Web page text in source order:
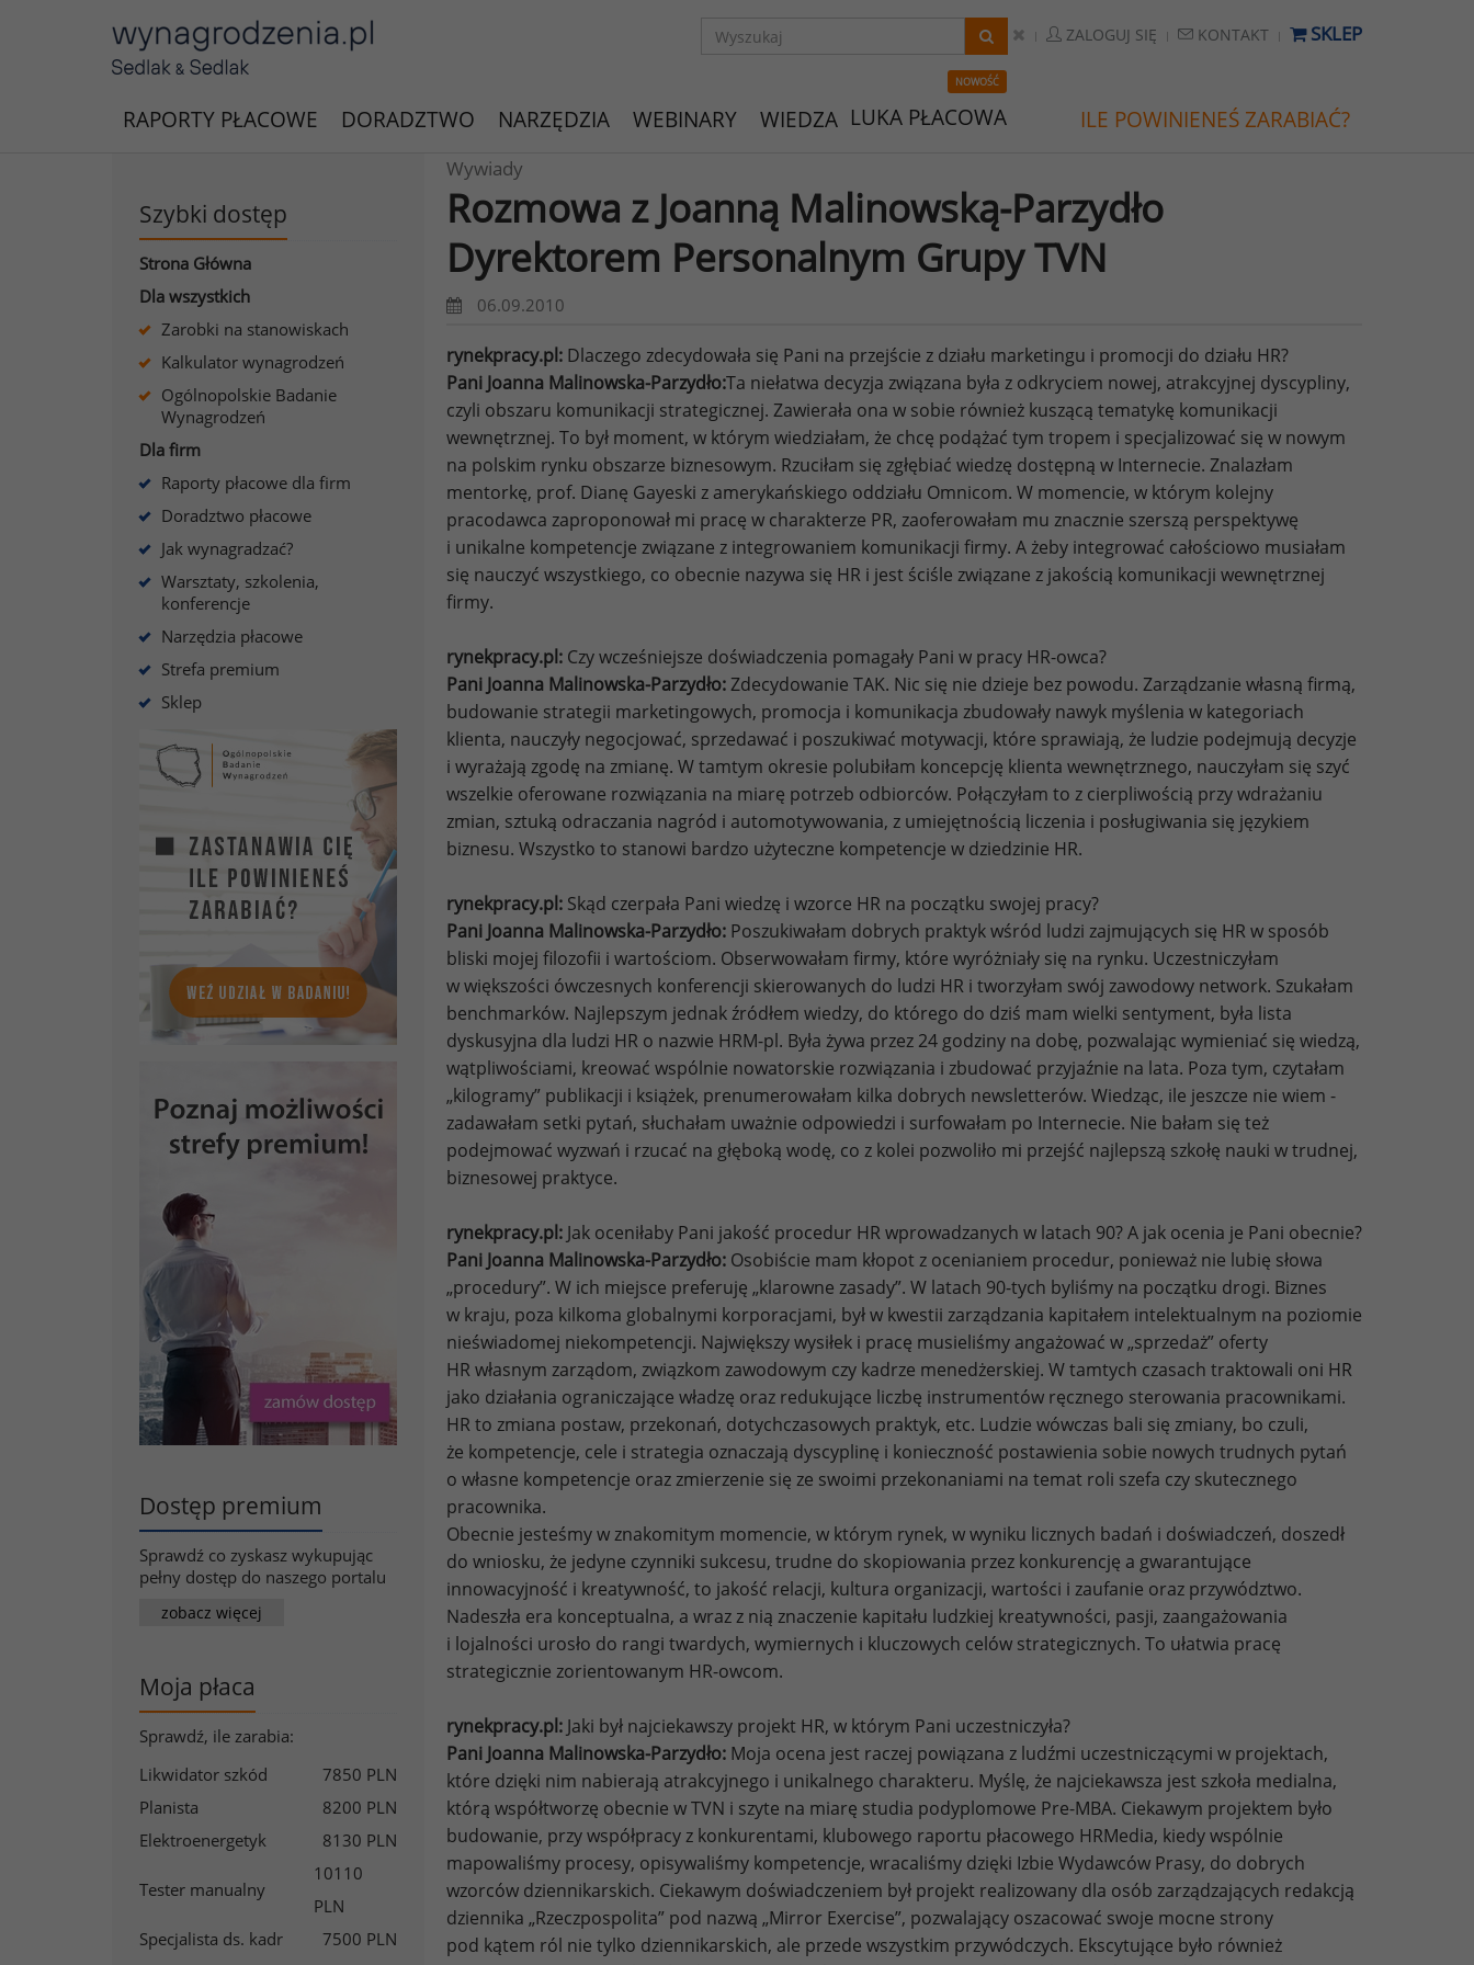
ZALOGUJ SIĘ KONTAKT SKLEP
RAPORTY PŁACOWE DORADZTWO NARZĘDZIA WEBINARY WIEDZA
NOWOŚĆ
LUKA PŁACOWA ILE POWINIENEŚ ZARABIAĆ?
Szybki dostęp
Strona Główna
Dla wszystkich
Zarobki na stanowiskach
Kalkulator wynagrodzeń
Ogólnopolskie Badanie
Wynagrodzeń
Dla firm
Raporty płacowe dla firm
Doradztwo płacowe
Jak wynagradzać?
Warsztaty, szkolenia,
konferencje
Narzędzia płacowe
Strefa premium
Sklep
Dostęp premium
Sprawdź co zyskasz wykupując
pełny dostęp do naszego portalu
zobacz więcej
Moja płaca
Sprawdź, ile zarabia:
Likwidator szkód
7850 PLN
Planista
8200 PLN
Elektroenergetyk
8130 PLN
Tester manualny
10110
PLN
Specjalista ds. kadr
7500 PLN
Wywiady
Rozmowa z Joanną Malinowską-Parzydło
Dyrektorem Personalnym Grupy TVN
06.09.2010
rynekpracy.pl: Dlaczego zdecydowała się Pani na przejście z działu marketingu i promocji do działu HR?
Pani Joanna Malinowska-Parzydło:Ta niełatwa decyzja związana była z odkryciem nowej, atrakcyjnej dyscypliny,
czyli obszaru komunikacji strategicznej. Zawierała ona w sobie również kuszącą tematykę komunikacji
wewnętrznej. To był moment, w którym wiedziałam, że chcę podążać tym tropem i specjalizować się w nowym
na polskim rynku obszarze biznesowym. Rzuciłam się zgłębiać wiedzę dostępną w Internecie. Znalazłam
mentorkę, prof. Dianę Gayeski z amerykańskiego oddziału Omnicom. W momencie, w którym kolejny
pracodawca zaproponował mi pracę w charakterze PR, zaoferowałam mu znacznie szerszą perspektywę
i unikalne kompetencje związane z integrowaniem komunikacji firmy. A żeby integrować całościowo musiałam
się nauczyć wszystkiego, co obecnie nazywa się HR i jest ściśle związane z jakością komunikacji wewnętrznej
firmy.
rynekpracy.pl: Czy wcześniejsze doświadczenia pomagały Pani w pracy HR-owca?
Pani Joanna Malinowska-Parzydło:Zdecydowanie TAK. Nic się nie dzieje bez powodu. Zarządzanie własną firmą,
budowanie strategii marketingowych, promocja i komunikacja zbudowały nawyk myślenia w kategoriach
klienta, nauczyły negocjować, sprzedawać i poszukiwać motywacji, które sprawiają, że ludzie podejmują decyzje
i wyrażają zgodę na zmianę. W tamtym okresie polubiłam koncepcję klienta wewnętrznego, nauczyłam się szyć
wszelkie oferowane rozwiązania na miarę potrzeb odbiorców. Połączyłam to z cierpliwością przy wdrażaniu
zmian, sztuką odraczania nagród i automotywowania, z umiejętnością liczenia i posługiwania się językiem
biznesu. Wszystko to stanowi bardzo użyteczne kompetencje w dziedzinie HR.
rynekpracy.pl: Skąd czerpała Pani wiedzę i wzorce HR na początku swojej pracy?
Pani Joanna Malinowska-Parzydło: Poszukiwałam dobrych praktyk wśród ludzi zajmujących się HR w sposób
bliski mojej filozofii i wartościom. Obserwowałam firmy, które wyróżniały się na rynku. Uczestniczyłam
w większości ówczesnych konferencji skierowanych do ludzi HR i tworzyłam swój zawodowy network. Szukałam
benchmarków. Najlepszym jednak źródłem wiedzy, do którego do dziś mam wielki sentyment, była lista
dyskusyjna dla ludzi HR o nazwie HRM-pl. Była żywa przez 24 godziny na dobę, pozwalając wymieniać się wiedzą,
wątpliwościami, kreować wspólnie nowatorskie rozwiązania i zbudować przyjaźnie na lata. Poza tym, czytałam
„kilogramy” publikacji i książek, prenumerowałam kilka dobrych newsletterów. Wiedząc, ile jeszcze nie wiem -
zadawałam setki pytań, słuchałam uważnie odpowiedzi i surfowałam po Internecie. Nie bałam się też
podejmować wyzwań i rzucać na głęboką wodę, co z kolei pozwoliło mi przejść najlepszą szkołę nauki w trudnej,
biznesowej praktyce.
rynekpracy.pl: Jak oceniłaby Pani jakość procedur HR wprowadzanych w latach 90? A jak ocenia je Pani obecnie?
Pani Joanna Malinowska-Parzydło: Osobiście mam kłopot z ocenianiem procedur, ponieważ nie lubię słowa
„procedury”. W ich miejsce preferuję „klarowne zasady”. W latach 90-tych byliśmy na początku drogi. Biznes
w kraju, poza kilkoma globalnymi korporacjami, był w kwestii zarządzania kapitałem intelektualnym na poziomie
nieświadomej niekompetencji. Największy wysiłek i pracę musieliśmy angażować w „sprzedaż” oferty
HR własnym zarządom, związkom zawodowym czy kadrze menedżerskiej. W tamtych czasach traktowali oni HR
jako działania ograniczające władzę oraz redukujące liczbę instrumentów ręcznego sterowania pracownikami.
HR to zmiana postaw, przekonań, dotychczasowych praktyk, etc. Ludzie wówczas bali się zmiany, bo czuli,
że kompetencje, cele i strategia oznaczają dyscyplinę i konieczność postawienia sobie nowych trudnych pytań
o własne kompetencje oraz zmierzenie się ze swoimi przekonaniami na temat roli szefa czy skutecznego
pracownika.
Obecnie jesteśmy w znakomitym momencie, w którym rynek, w wyniku licznych badań i doświadczeń, doszedł
do wniosku, że jedyne czynniki sukcesu, trudne do skopiowania przez konkurencję a gwarantujące
innowacyjność i kreatywność, to jakość relacji, kultura organizacji, wartości i zaufanie oraz przywództwo.
Nadeszła era konceptualna, a wraz z nią znaczenie kapitału ludzkiej kreatywności, pasji, zaangażowania
i lojalności urosło do rangi twardych, wymiernych i kluczowych celów strategicznych. To ułatwia pracę
strategicznie zorientowanym HR-owcom.
rynekpracy.pl: Jaki był najciekawszy projekt HR, w którym Pani uczestniczyła?
Pani Joanna Malinowska-Parzydło: Moja ocena jest raczej powiązana z ludźmi uczestniczącymi w projektach,
które dzięki nim nabierają atrakcyjnego i unikalnego charakteru. Myślę, że najciekawsza jest szkoła medialna,
którą współtworzę obecnie w TVN i szyte na miarę studia podyplomowe Pre-MBA. Ciekawym projektem było
budowanie, przy współpracy z konkurentami, klubowego raportu płacowego HRMedia, kiedy wspólnie
mapowaliśmy procesy, opisywaliśmy kompetencje, wracaliśmy dzięki Izbie Wydawców Prasy, do dobrych
wzorców dziennikarskich. Ciekawym doświadczeniem był projekt realizowany dla osób zarządzających redakcją
dziennika „Rzeczpospolita” pod nazwą „Mirror Exercise”, pozwalający oszacować swoje mocne strony
pod kątem ról nie tylko dziennikarskich, ale przede wszystkim przywódczych. Ekscytujące było również